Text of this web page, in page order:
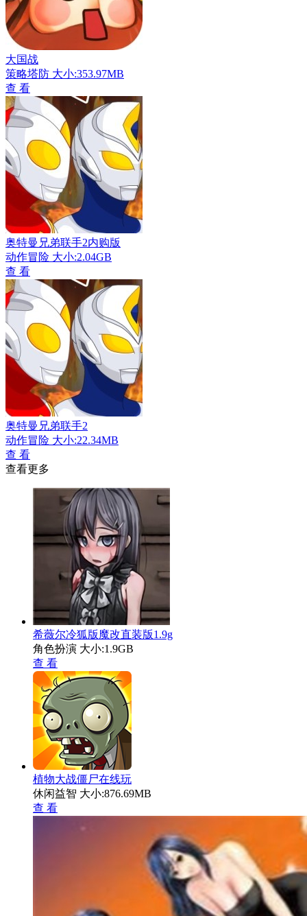
大国战
策略塔防 大小:353.97MB
查 看
奥特曼兄弟联手2内购版
动作冒险 大小:2.04GB
查 看
奥特曼兄弟联手2
动作冒险 大小:22.34MB
查 看
查看更多
希薇尔冷狐版魔改直装版1.9g
角色扮演 大小:1.9GB
查 看
植物大战僵尸在线玩
休闲益智 大小:876.69MB
查 看